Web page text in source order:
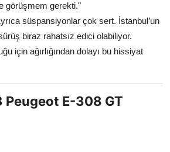
görüşmem gerekti."
süspansiyonlar çok sert. İstanbul’un
biraz rahatsız edici olabiliyor.
için ağırlığından dolayı bu hissiyat
Peugeot E-308 GT